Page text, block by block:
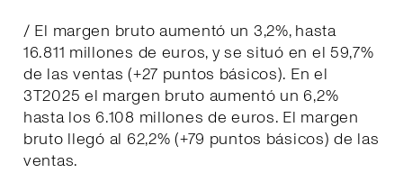
/ El margen bruto aumentó un 3,2%, hasta
16.811 millones de euros, y se situó en el 59,7%
de las ventas (+27 puntos básicos). En el
3T2025 el margen bruto aumentó un 6,2%
hasta los 6.108 millones de euros. El margen
bruto llegó al 62,2% (+79 puntos básicos) de las
ventas.